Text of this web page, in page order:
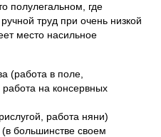
полулегальном, где
труд при очень низкой
место насильное
(работа в поле,
на консервных
работа няни)
большинстве своем